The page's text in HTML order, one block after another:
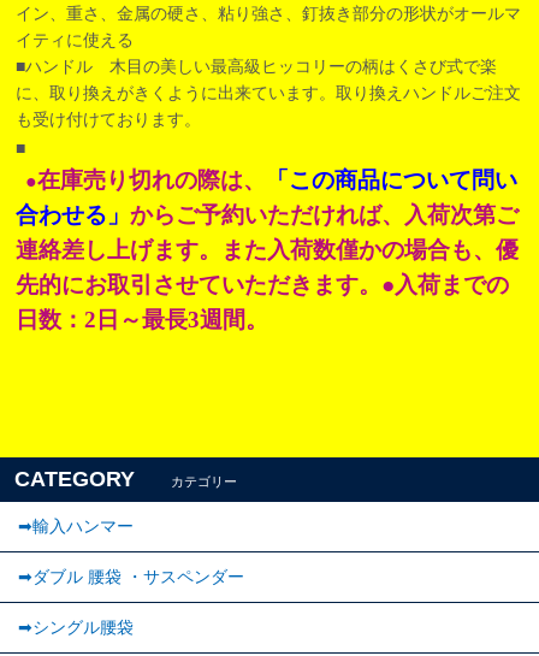
イン、重さ、金属の硬さ、粘り強さ、釘抜き部分の形状がオールマ
イティに使える
■ハンドル 木目の美しい最高級ヒッコリーの柄はくさび式で楽
に、取り換えがきくように出来ています。取り換えハンドルご注文
も受け付けております。
■
●在庫売り切れの際は、
「この商品について問い
合わせる」からご予約いただければ、入荷次第ご
連絡差し上げます。また入荷数僅かの場合も、優
先的にお取引させていただきます。●入荷までの
日数：2日～最長3週間。
CATEGORY カテゴリー
➡輸入ハンマー
➡ダブル 腰袋 ・サスペンダー
➡︎シングル腰袋